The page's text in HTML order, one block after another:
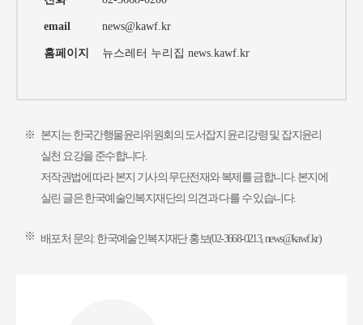
email news@kawf.kr
홈페이지 뉴스레터 누리집news.kawf.kr
※ 본지는 한국간행물윤리위원회의 도서잡지 윤리강령 및 잡지윤리
실천 요강을 준수합니다.
저작권법에 따라 본지 기사의 무단전재와 복제를 금합니다. 본지에
실린 글은 한국예술인복지재단의 의견과 다를 수 있습니다.
※ 배포처 문의: 한국예술인복지재단 홍보(02-3668-0213, news@kawf.kr)